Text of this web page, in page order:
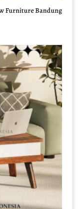
Furniture Bandung